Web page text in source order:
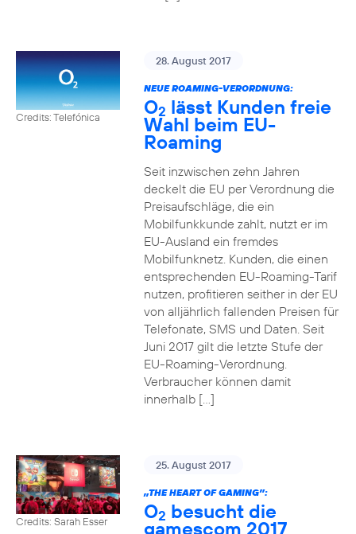
Credits: Telefónica
28. August 2017
NEUE ROAMING-VERORDNUNG:
O2 lässt Kunden freie
Wahl beim EU-
Roaming
Seit inzwischen zehn Jahren
deckelt die EU per Verordnung die
Preisaufschläge, die ein
Mobilfunkkunde zahlt, nutzt er im
EU-Ausland ein fremdes
Mobilfunknetz. Kunden, die einen
entsprechenden EU-Roaming-Tarif
nutzen, profitieren seither in der EU
von alljährlich fallenden Preisen für
Telefonate, SMS und Daten. Seit
Juni 2017 gilt die letzte Stufe der
EU-Roaming-Verordnung.
Verbraucher können damit
innerhalb […]
Credits: Sarah Esser
25. August 2017
„THE HEART OF GAMING”:
O2 besucht die
gamescom 2017